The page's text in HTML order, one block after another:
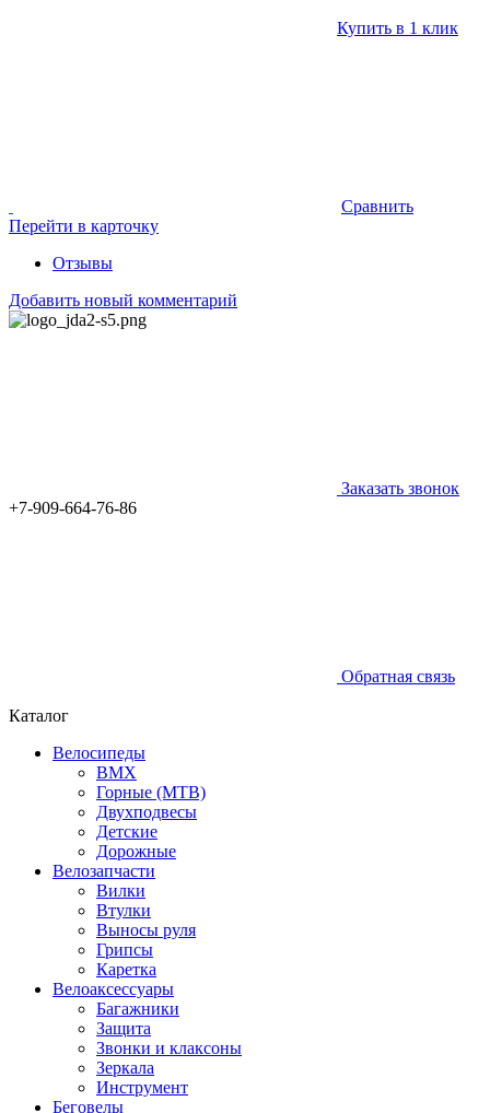
Купить в 1 клик
Сравнить
Перейти в карточку
Отзывы
Добавить новый комментарий
Заказать звонок
+7-909-664-76-86
Обратная связь
Каталог
Велосипеды
BMX
Горные (MTB)
Двухподвесы
Детские
Дорожные
Велозапчасти
Вилки
Втулки
Выносы руля
Грипсы
Каретка
Велоаксессуары
Багажники
Защита
Звонки и клаксоны
Зеркала
Инструмент
Беговелы